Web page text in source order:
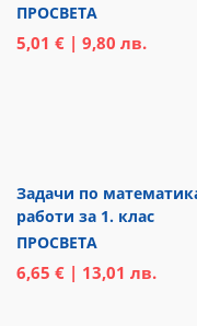
ПРОСВЕТА
5,01 € | 9,80 лв.
Задачи по
работи за 1. клас
ПРОСВЕТА
6,65 € | 13,01 лв.